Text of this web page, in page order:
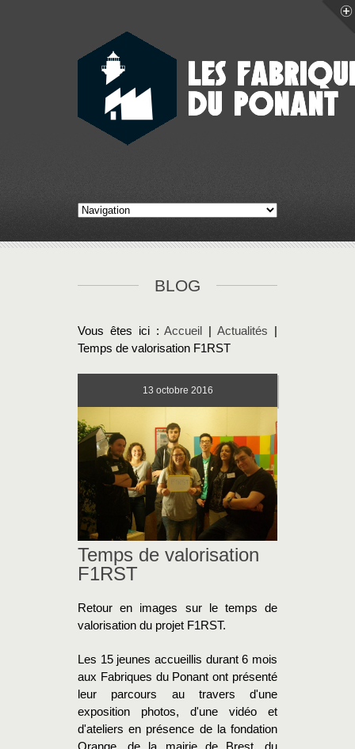
BLOG
Vous êtes ici :Accueil |Actualités
Temps de valorisation F1RST
13 octobre 2016
Temps de valorisation
F1RST
Retour en images sur le temps de
valorisation du projet F1RST.
Les 15 jeunes accueillis durant 6 mois
aux Fabriques du Ponant ont présenté
leur parcours au travers d'une
exposition photos, d'une vidéo et
d'ateliers en présence de la fondation
Orange, de la mairie de Brest, du